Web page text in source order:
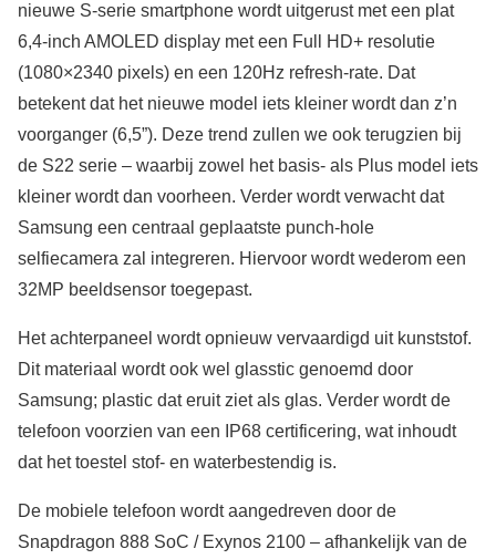
nieuwe S-serie smartphone wordt uitgerust met een plat
6,4-inch AMOLED display met een Full HD+ resolutie
(1080×2340 pixels) en een 120Hz refresh-rate. Dat
betekent dat het nieuwe model iets kleiner wordt dan z’n
voorganger (6,5”). Deze trend zullen we ook terugzien bij
de S22 serie – waarbij zowel het basis- als Plus model iets
kleiner wordt dan voorheen. Verder wordt verwacht dat
Samsung een centraal geplaatste punch-hole
selfiecamera zal integreren. Hiervoor wordt wederom een
32MP beeldsensor toegepast.
Het achterpaneel wordt opnieuw vervaardigd uit kunststof.
Dit materiaal wordt ook wel glasstic genoemd door
Samsung; plastic dat eruit ziet als glas. Verder wordt de
telefoon voorzien van een IP68 certificering, wat inhoudt
dat het toestel stof- en waterbestendig is.
De mobiele telefoon wordt aangedreven door de
Snapdragon 888 SoC / Exynos 2100 – afhankelijk van de